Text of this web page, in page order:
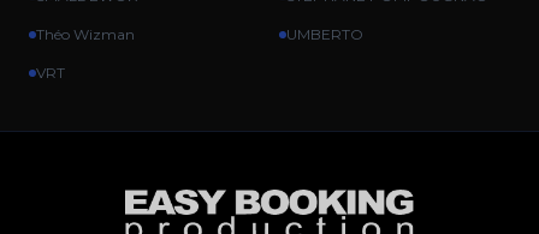
Théo Wizman UMBERTO
VRT